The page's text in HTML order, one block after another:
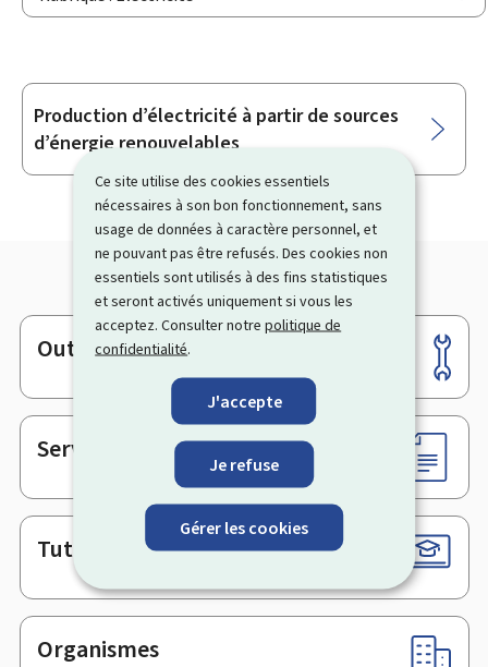
Ce site utilise des cookies essentiels
nécessaires à son bon fonctionnement, sans
usage de données à caractère personnel, et
ne pouvant pas être refusés. Des cookies non
essentiels sont utilisés à des fins statistiques
et seront activés uniquement si vous les
acceptez. Consulter notrepolitique de
confidentialité.
J'accepte
Je refuse
Gérer les cookies
Sous-
rubriques
Production d’électricité à partir de sources
d’énergie renouvelables
Pied
de
page
Outils
Services en ligne & Formulaires
Tutoriels
Organismes